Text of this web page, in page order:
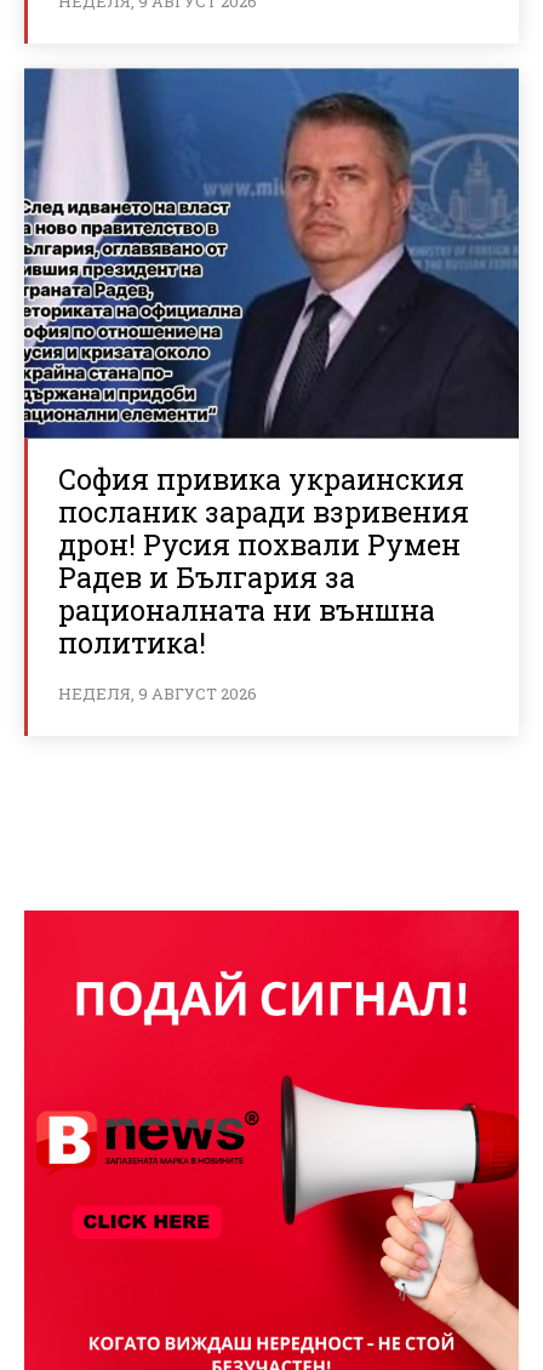
София привика украинския
посланик заради взривения
дрон! Русия похвали Румен
Радев и България за
рационалната ни външна
политика!
НЕДЕЛЯ, 9 АВГУСТ 2026